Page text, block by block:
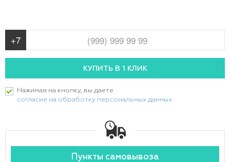
Нажимая на кнопку, вы даете
согласие на обработку персональных данных
Пункты самовывоза